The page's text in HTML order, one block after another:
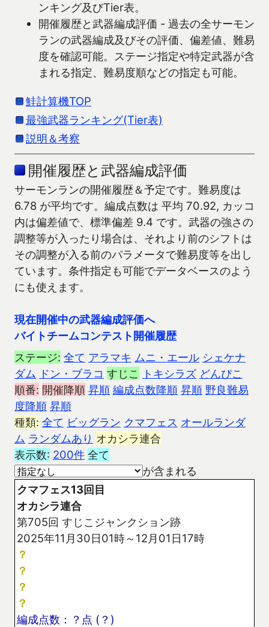
ンキング及びTier表。
開催履歴と武器編成評価 - 過去の全サーモン
ランの武器編成及びその評価、偏差値、難易
度を確認可能。ステージ指定や特定武器が含
まれる指定、難易度順などの指定も可能。
鮭計算機TOP
最強武器ランキング(Tier表)
説明＆考察
開催履歴と武器編成評価
サーモンランの開催履歴＆予定です。難易度は
6.78 が平均です。編成点数は 平均 70.92, カッコ
内は偏差値で、標準偏差 9.4 です。武器の強さの
調整等が入ったり場合は、それより前のシフトは
その調整が入る前のパラメータで難易度等を出し
ています。条件指定も可能でデータベースのよう
にも使えます。
現在開催中の武器編成評価へ
バイトチームコンテスト開催履歴
ステージ: 全て アラマキ ムニ・エール シェケナ
ダム ドン・ブラコ すじこ トキシラズ どんぴこ
順番: 開催降順 昇順 編成点数降順 昇順 野良難易
度降順 昇順
種類: 全て ビッグラン クマフェス オールランダ
ム ランダムあり オカシラ連合
表示数: 200件 全て
が含まれる
クマフェス13回目
オカシラ連合
第705回 すじこジャンクション跡
2025年11月30日01時～12月01日17時
？
？
？
？
編成点数：？点 (？)